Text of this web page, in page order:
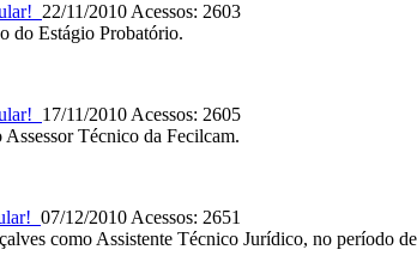
22/11/2010 Acessos: 2603
do Estágio Probatório.
17/11/2010 Acessos: 2605
Técnico da Fecilcam.
07/12/2010 Acessos: 2651
como Assistente Técnico Jurídico, no período